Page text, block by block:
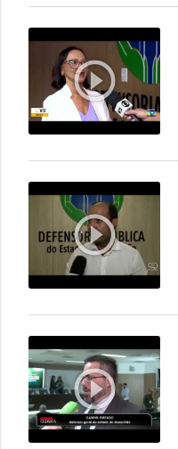
play_circle_outline
play_circle_outline
play_circle_outline